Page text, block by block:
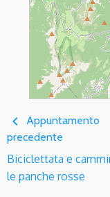
navigate_before
Appuntamento
precedente
Biciclettata e
le panche rosse